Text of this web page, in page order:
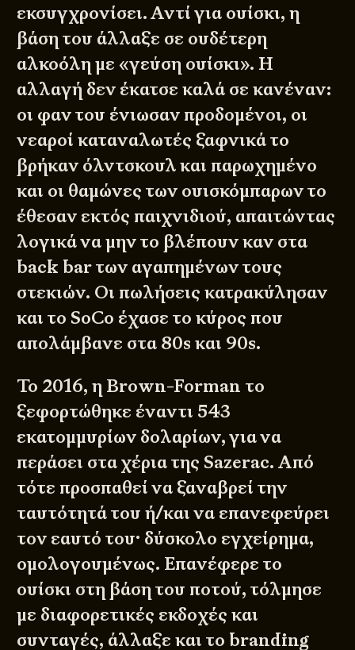
εκσυγχρονίσει. Αντί για ουίσκι, η
βάση του άλλαξε σε ουδέτερη
αλκοόλη με «γεύση ουίσκι». Η
αλλαγή δεν έκατσε καλά σε κανέναν:
οι φαν του ένιωσαν προδομένοι, οι
νεαροί καταναλωτές ξαφνικά το
βρήκαν όλντσκουλ και παρωχημένο
και οι θαμώνες των ουισκόμπαρων το
έθεσαν εκτός παιχνιδιού, απαιτώντας
λογικά να μην το βλέπουν καν στα
back bar των αγαπημένων τους
στεκιών. Οι πωλήσεις κατρακύλησαν
και το SoCo έχασε το κύρος που
απολάμβανε στα 80s και 90s.
Το 2016, η Brown-Forman το
ξεφορτώθηκε έναντι 543
εκατομμυρίων δολαρίων, για να
περάσει στα χέρια της Sazerac. Από
τότε προσπαθεί να ξαναβρεί την
ταυτότητά του ή/και να επανεφεύρει
τον εαυτό του· δύσκολο εγχείρημα,
ομολογουμένως. Επανέφερε το
ουίσκι στη βάση του ποτού, τόλμησε
με διαφορετικές εκδοχές και
συνταγές, άλλαξε και το branding